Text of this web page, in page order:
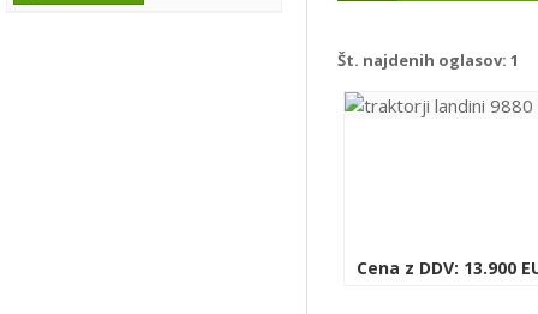
Št. najdenih oglasov: 1
Cena z DDV: 13.900